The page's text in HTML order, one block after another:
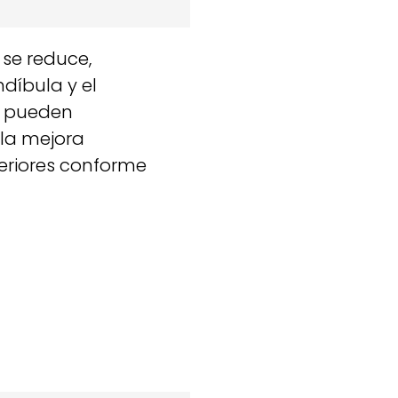
reduce,
y el
pueden
mejora
conforme